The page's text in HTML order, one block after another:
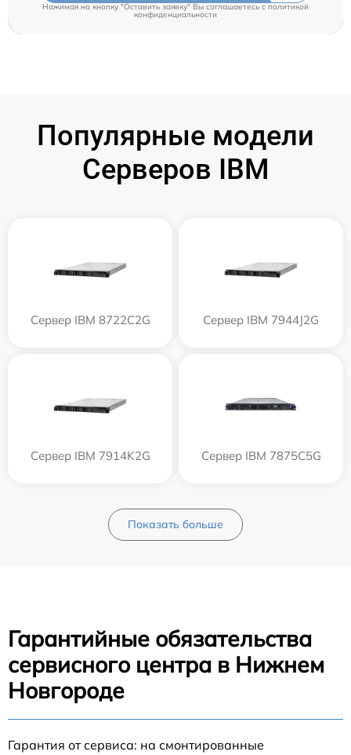
Нажимая на кнопку "Оставить заявку" Вы соглашаетесь cполитикой
конфиденциальности
Популярные модели
Серверов IBM
Сервер IBM 8722C2G Сервер IBM 7944J2G
Сервер IBM 7914K2G Сервер IBM 7875C5G
Показать больше
Гарантийные обязательства
сервисного центра в Нижнем
Новгороде
Гарантия от сервиса: на смонтированные